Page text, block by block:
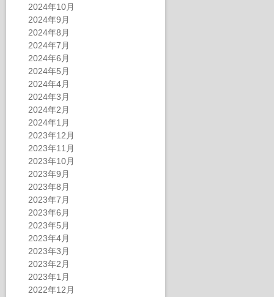
2024年10月
2024年9月
2024年8月
2024年7月
2024年6月
2024年5月
2024年4月
2024年3月
2024年2月
2024年1月
2023年12月
2023年11月
2023年10月
2023年9月
2023年8月
2023年7月
2023年6月
2023年5月
2023年4月
2023年3月
2023年2月
2023年1月
2022年12月